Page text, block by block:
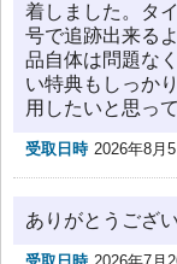
着しました。タ
号で追跡出来る
品自体は問題な
い特典もしっか
用したいと思っ
受取日時 2026年8月
ありがとうござ